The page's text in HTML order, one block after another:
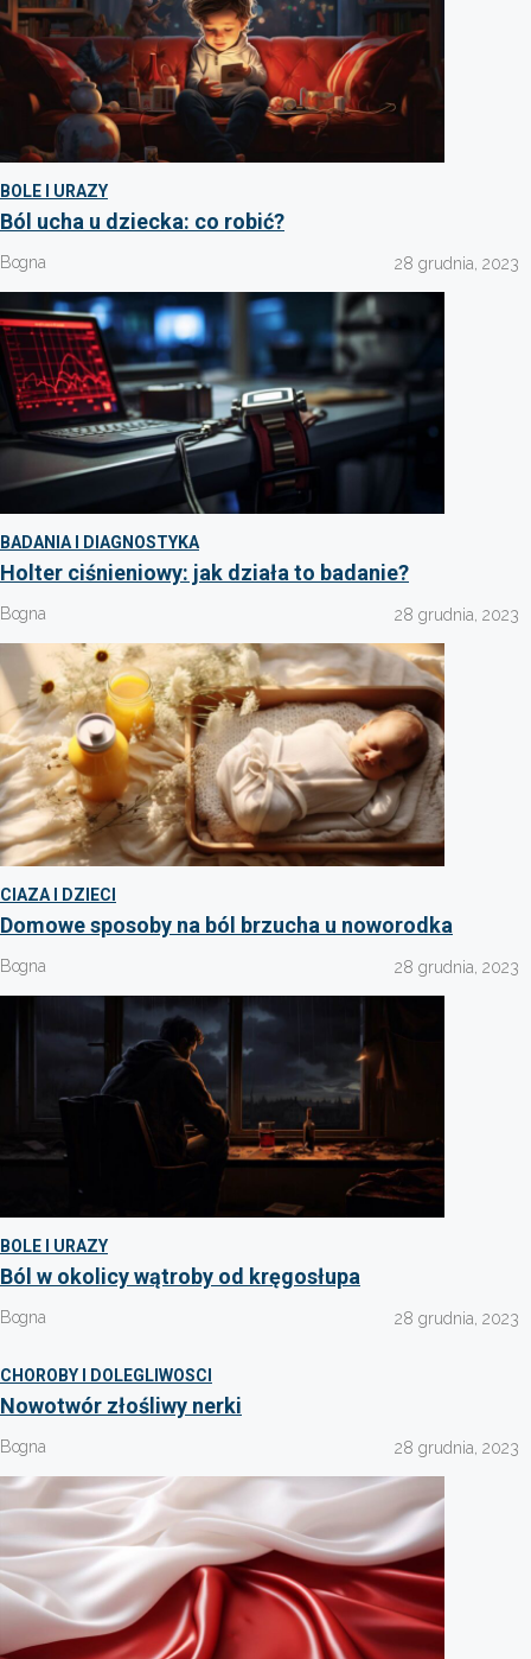
BOLE I URAZY
Ból ucha u dziecka: co robić?
Bogna 28 grudnia, 2023
BADANIA I DIAGNOSTYKA
Holter ciśnieniowy: jak działa to badanie?
Bogna 28 grudnia, 2023
CIAZA I DZIECI
Domowe sposoby na ból brzucha u noworodka
Bogna 28 grudnia, 2023
BOLE I URAZY
Ból w okolicy wątroby od kręgosłupa
Bogna 28 grudnia, 2023
CHOROBY I DOLEGLIWOSCI
Nowotwór złośliwy nerki
Bogna 28 grudnia, 2023